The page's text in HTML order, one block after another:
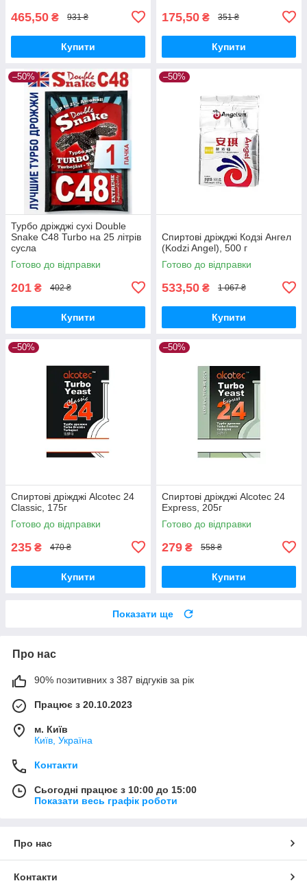
465,50 ₴ 931 ₴
Купити
175,50 ₴ 351 ₴
Купити
–50%
Турбо дріжджі сухі Double
Snake C48 Turbo на 25 літрів
сусла
Готово до відправки
201 ₴ 402 ₴
Купити
–50%
Спиртові дріжджі Кодзі Ангел
(Kodzi Angel), 500 г
Готово до відправки
533,50 ₴ 1 067 ₴
Купити
–50%
Спиртові дріжджі Alcotec 24
Classic, 175г
Готово до відправки
235 ₴ 470 ₴
Купити
–50%
Спиртові дріжджі Alcotec 24
Express, 205г
Готово до відправки
279 ₴ 558 ₴
Купити
Показати ще
Про нас
90% позитивних з 387 відгуків за рік
Працює з 20.10.2023
м. Київ
Київ, Україна
Контакти
Сьогодні працює з 10:00 до 15:00
Показати весь графік роботи
Про нас
Контакти